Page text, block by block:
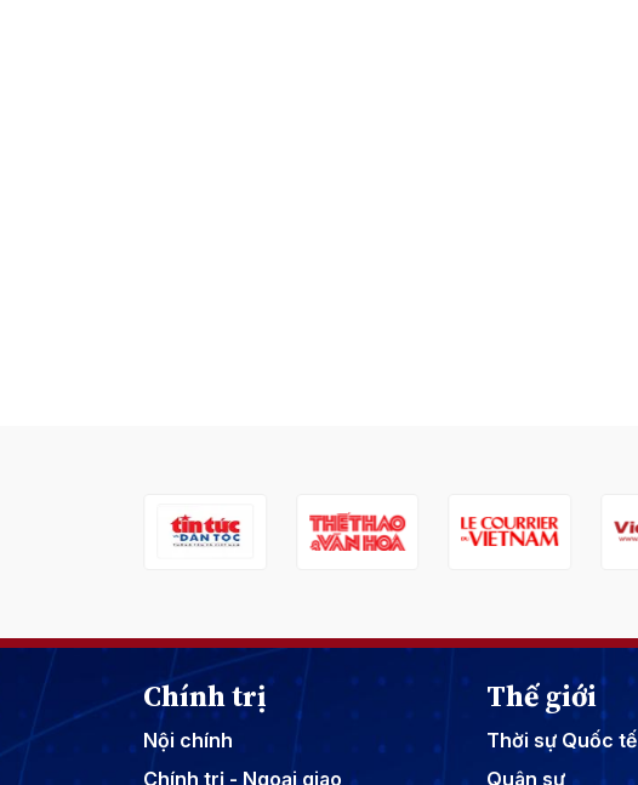
Chính trị
Nội chính
Chính trị - Ngoại giao
Thế giới
Thời sự Quốc tế
Quân sự